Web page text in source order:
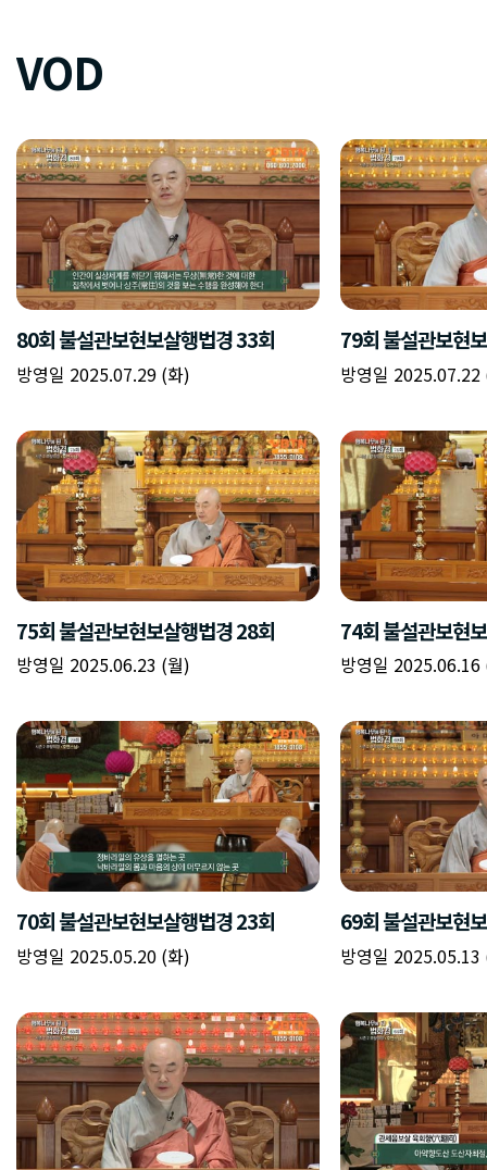
VOD
80회 불설관보현보살행법경 33회
방영일 2025.07.29 (화)
79회 불설관보현
방영일 2025.07.22
75회 불설관보현보살행법경 28회
방영일 2025.06.23 (월)
74회 불설관보현
방영일 2025.06.16
70회 불설관보현보살행법경 23회
방영일 2025.05.20 (화)
69회 불설관보현
방영일 2025.05.13